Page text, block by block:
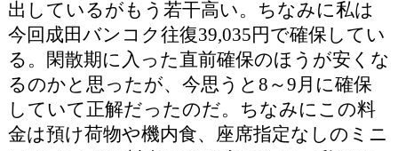
出しているがもう若干高い。ちなみに私は
今回成田バンコク往復39,035円で確保してい
る。閑散期に入った直前確保のほうが安くな
るのかと思ったが、今思うと8～9月に確保
していて正解だったのだ。ちなみにこの料
金は預け荷物や機内食、座席指定なしのミニ